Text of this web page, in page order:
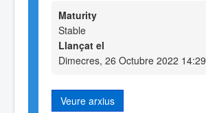
Maturity
Stable
Llançat el
Dimecres, 26 Octubre 2022 14:29
Veure arxius